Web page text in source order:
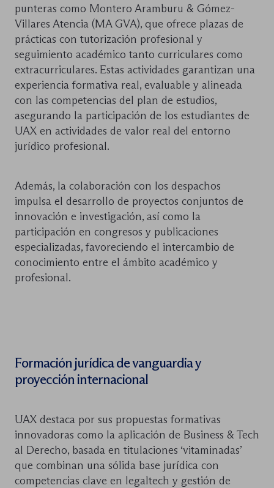
punteras como Montero Aramburu & Gómez-
Villares Atencia (MA GVA), que ofrece plazas de
prácticas con tutorización profesional y
seguimiento académico tanto curriculares como
extracurriculares. Estas actividades garantizan una
experiencia formativa real, evaluable y alineada
con las competencias del plan de estudios,
asegurando la participación de los estudiantes de
UAX en actividades de valor real del entorno
jurídico profesional.
Además, la colaboración con los despachos
impulsa el desarrollo de proyectos conjuntos de
innovación e investigación, así como la
participación en congresos y publicaciones
especializadas, favoreciendo el intercambio de
conocimiento entre el ámbito académico y
profesional.
Formación jurídica de vanguardia y
proyección internacional
UAX destaca por sus propuestas formativas
innovadoras como la aplicación de Business & Tech
al Derecho, basada en titulaciones ‘vitaminadas’
que combinan una sólida base jurídica con
competencias clave en legaltech y gestión de